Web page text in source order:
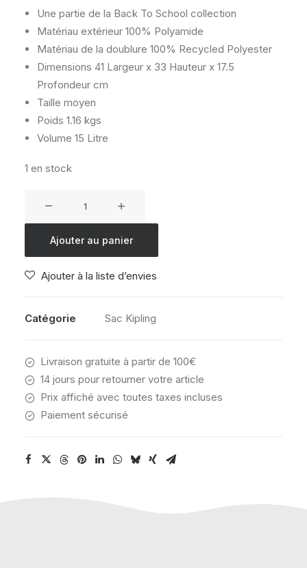
Une partie de la Back To School collection
Matériau extérieur 100% Polyamide
Matériau de la doublure 100% Recycled Polyester
Dimensions 41 Largeur x 33 Hauteur x 17.5
Profondeur cm
Taille moyen
Poids 1.16 kgs
Volume 15 Litre
1 en stock
PREPPY
PARTY
Ajouter au panier
Ajouter à la liste d’envies
Catégorie Sac Kipling
Livraison gratuite à partir de 100€
14 jours pour retourner votre article
Prix affiché avec toutes taxes incluses
Paiement sécurisé